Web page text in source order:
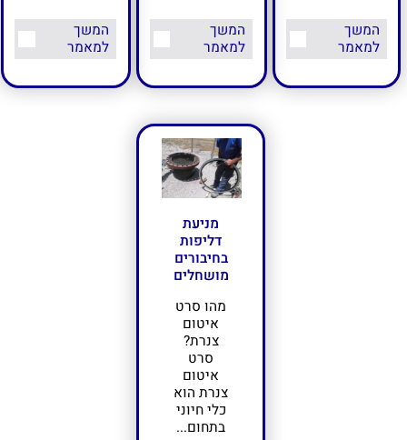
המשך
למאמר
המשך
למאמר
המשך
למאמר
מניעת
דליפות
בחיבורים
מושחלים
מהו סרט
איטום
צנרת?
סרט
איטום
צנרת הוא
כלי חיוני
בתחום...